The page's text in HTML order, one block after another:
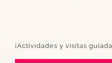
¡Actividades y visitas